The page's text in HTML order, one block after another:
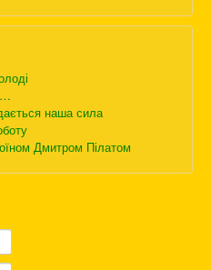
наша сила
Дмитром Пілатом